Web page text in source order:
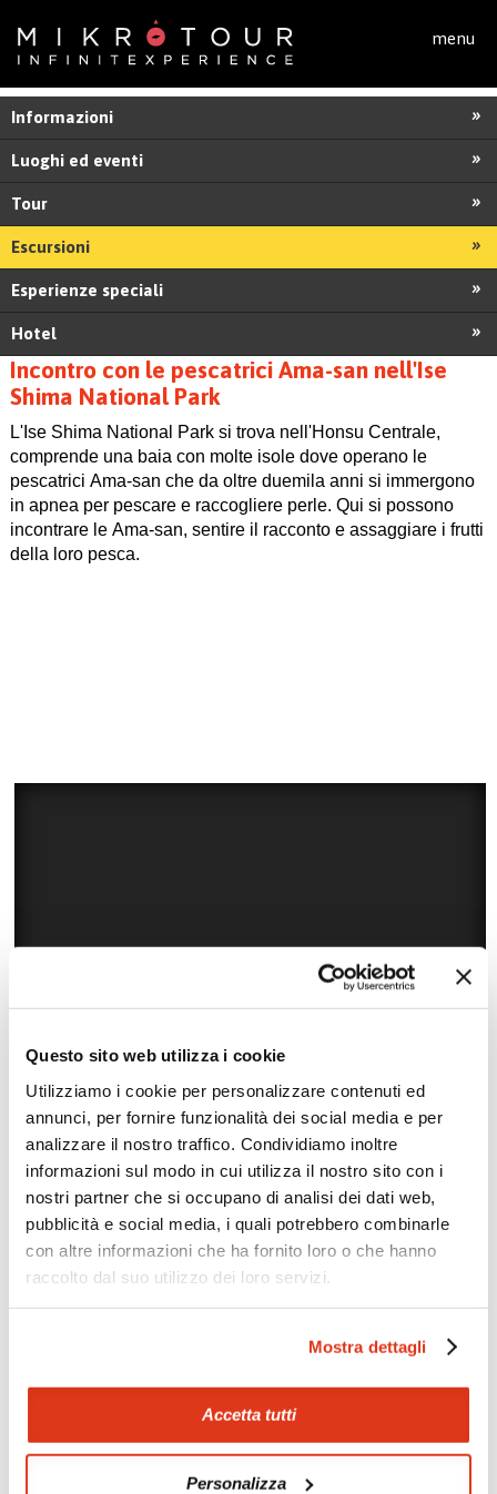
Questo sito web utilizza i cookie
Utilizziamo i cookie per personalizzare contenuti ed
annunci, per fornire funzionalità dei social media e per
analizzare il nostro traffico. Condividiamo inoltre
informazioni sul modo in cui utilizza il nostro sito con i
nostri partner che si occupano di analisi dei dati web,
pubblicità e social media, i quali potrebbero combinarle
con altre informazioni che ha fornito loro o che hanno
raccolto dal suo utilizzo dei loro servizi.
Mostra dettagli
Accetta tutti
Personalizza
menu
Informazioni
Luoghi ed eventi
Tour
Escursioni
Esperienze speciali
Hotel
Incontro con le pescatrici Ama-san nell'Ise
Shima National Park
L'Ise Shima National Park si trova nell'Honsu Centrale,
comprende una baia con molte isole dove operano le
pescatrici Ama-san che da oltre duemila anni si immergono
in apnea per pescare e raccogliere perle. Qui si possono
incontrare le Ama-san, sentire il racconto e assaggiare i frutti
della loro pesca.
Zoom
Offerte
richiesta
Scopri i prezzi »
Condividi con gli altri viaggiatori le tue esperienze e scambia
Visita la nostra pagina Facebook